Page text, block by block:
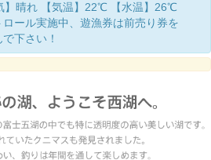
】晴れ 【気温】22℃ 【水温】26℃
ロール実施中、遊漁券は前売り券を
下さい！